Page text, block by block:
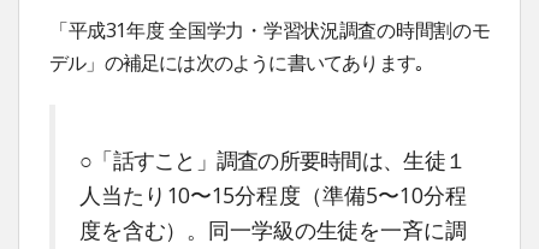
「平成31年度 全国学力・学習状況調査の時間割のモ
デル」の補足には次のように書いてあります｡
○「話すこと」調査の所要時間は、生徒１
人当たり10〜15分程度（準備5〜10分程
度を含む）。同一学級の生徒を一斉に調